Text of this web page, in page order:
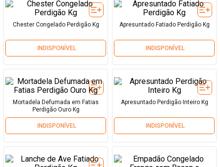
Chester Congelado Perdigão Kg
INDISPONÍVEL
Apresuntado Fatiado Perdigão Kg
INDISPONÍVEL
Mortadela Defumada em Fatias
Perdigão Ouro Kg
INDISPONÍVEL
Apresuntado Perdigão Inteiro Kg
INDISPONÍVEL